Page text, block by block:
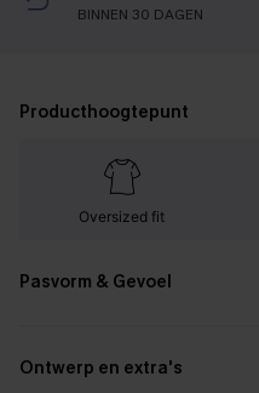
BINNEN 30 DAGEN
Producthoogtepunt
Oversized fit
Pasvorm & Gevoel
Ontwerp en extra's